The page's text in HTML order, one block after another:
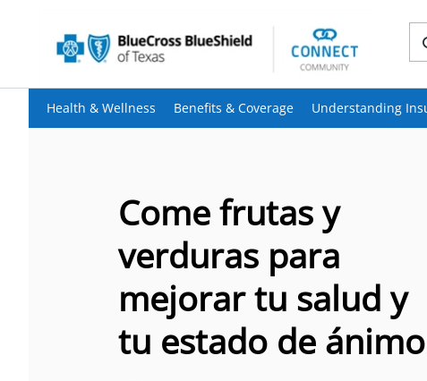
Health & Wellness Benefits & Coverage Understanding
Come frutas y
verduras para
mejorar tu salud y
tu estado de ánimo